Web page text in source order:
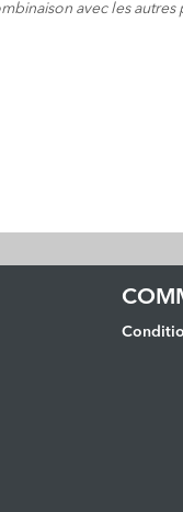
avec les